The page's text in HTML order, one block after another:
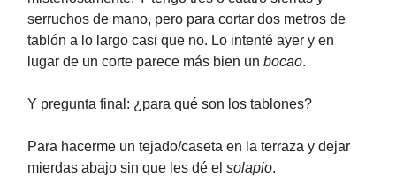
serruchos de mano, pero para cortar dos metros de
tablón a lo largo casi que no. Lo intenté ayer y en
lugar de un corte parece más bien un bocao.
Y pregunta final: ¿para qué son los tablones?
Para hacerme un tejado/caseta en la terraza y dejar
mierdas abajo sin que les dé el solapio.